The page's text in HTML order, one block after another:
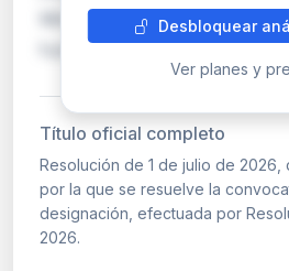
Ministro (nivel 17) a Aitana
funcionaria del Cuerpo
Desbloquear
Ver planes y
Título oficial completo
Resolución de 1 de julio de 2026,
por la que se resuelve la
designación, efectuada por
2026.